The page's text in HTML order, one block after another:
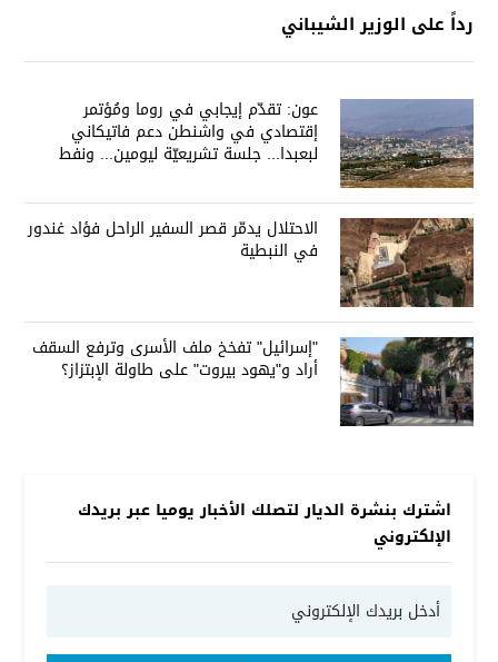
رداً على الوزير الشيباني
عون: تقدّم إيجابي في روما ومُؤتمر
إقتصادي في واشنطن دعم فاتيكاني
لبعبدا... جلسة تشريعيّة ليومين... ونفط
الاحتلال يدمّر قصر السفير الراحل فؤاد غندور
في النبطية
"إسرائيل" تفخخ ملف الأسرى وترفع السقف
أراد و"يهود بيروت" على طاولة الإبتزاز؟
اشترك بنشرة الديار لتصلك الأخبار يوميا عبر بريدك
الإلكتروني